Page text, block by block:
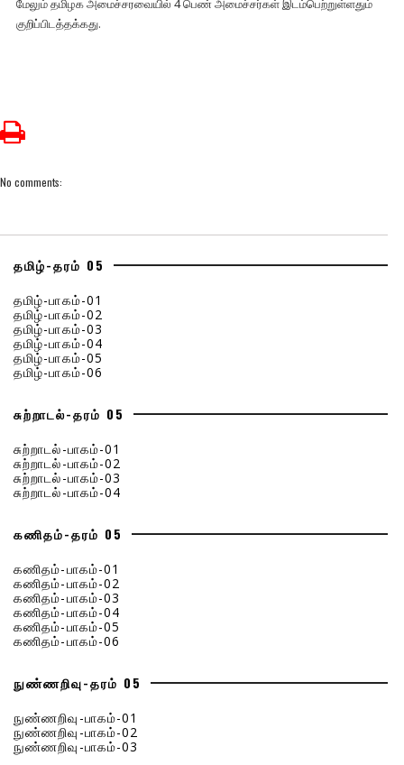
மேலும் தமிழக அமைச்சரவையில் 4 பெண் அமைச்சர்கள் இடம்பெற்றுள்ளதும்
குறிப்பிடத்தக்கது.
No comments:
தமிழ்-தரம் 05
தமிழ்-பாகம்-01
தமிழ்-பாகம்-02
தமிழ்-பாகம்-03
தமிழ்-பாகம்-04
தமிழ்-பாகம்-05
தமிழ்-பாகம்-06
சுற்றாடல்-தரம் 05
சுற்றாடல்-பாகம்-01
சுற்றாடல்-பாகம்-02
சுற்றாடல்-பாகம்-03
சுற்றாடல்-பாகம்-04
கணிதம்-தரம் 05
கணிதம்-பாகம்-01
கணிதம்-பாகம்-02
கணிதம்-பாகம்-03
கணிதம்-பாகம்-04
கணிதம்-பாகம்-05
கணிதம்-பாகம்-06
நுண்ணறிவு-தரம் 05
நுண்ணறிவு-பாகம்-01
நுண்ணறிவு-பாகம்-02
நுண்ணறிவு-பாகம்-03